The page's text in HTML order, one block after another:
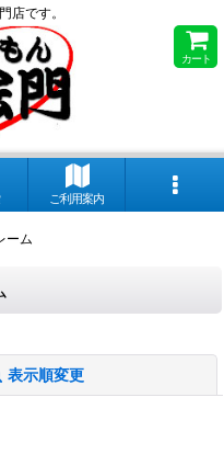
店です。
カート
ご利用案内
ーム
表示順変更